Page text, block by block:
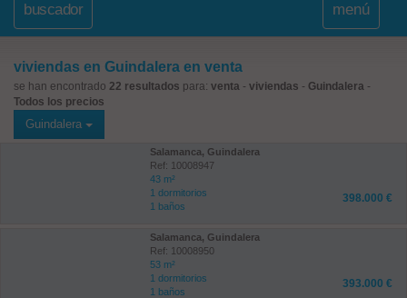
buscador menú
viviendas en Guindalera en venta
se han encontrado 22 resultados para: venta - viviendas - Guindalera -
Todos los precios
Guindalera
Salamanca, Guindalera
Ref: 10008947
43 m²
1 dormitorios
1 baños
398.000 €
Salamanca, Guindalera
Ref: 10008950
53 m²
1 dormitorios
1 baños
393.000 €